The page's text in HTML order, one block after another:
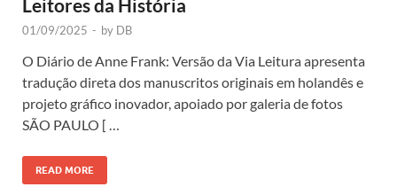
Leitores da História
01/09/2025 - by DB
O Diário de Anne Frank: Versão da Via Leitura apresenta
tradução direta dos manuscritos originais em holandês e
projeto gráfico inovador, apoiado por galeria de fotos
SÃO PAULO [ …
READ MORE